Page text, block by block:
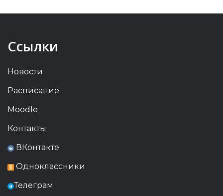
Ссылки
Новости
Расписание
Moodle
Контакты
ВКонтакте
Одноклассники
Телеграм